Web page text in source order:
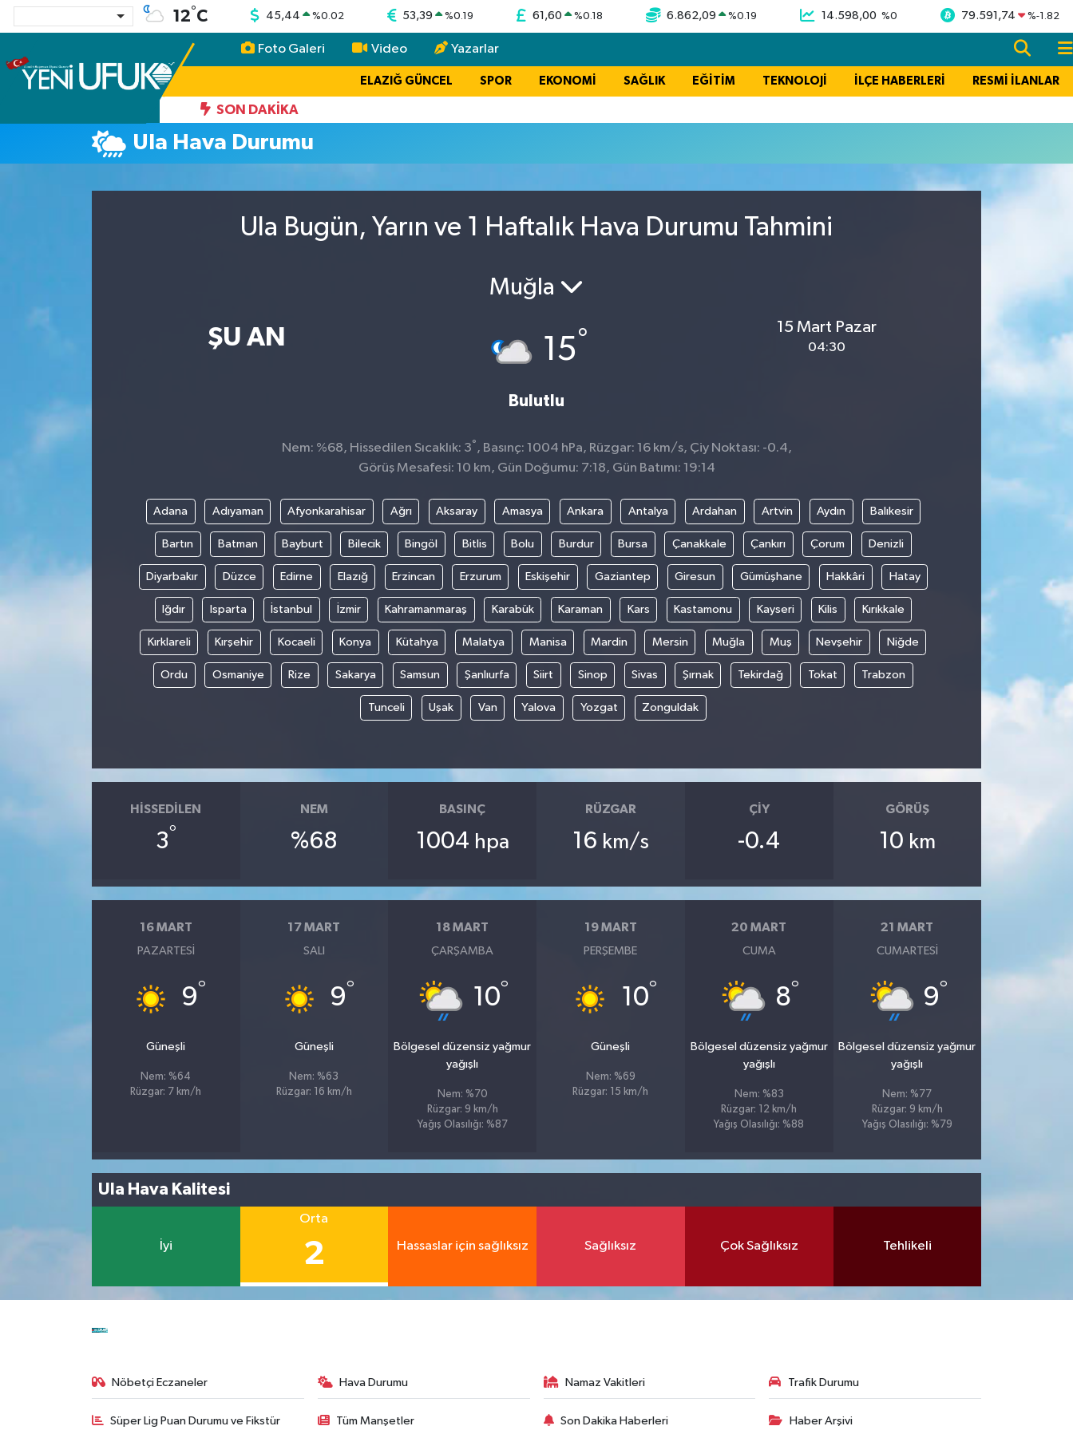
12°C 45,44 %0.02 53,39 %0.19 61,60 %0.18 6.862,09 %0.19 14.598,00 %0 79.591,74 %-1.82
Foto Galeri Video Yazarlar
ELAZIĞ GÜNCEL SPOR EKONOMİ SAĞLIK EĞİTİM TEKNOLOJİ İLÇE HABERLERİ RESMİ İLANLAR
SON DAKIKA
Ula Hava Durumu
Ula Bugün, Yarın ve 1 Haftalık Hava Durumu Tahmini
ŞU AN
Muğla
15°
Bulutlu
15 Mart Pazar
04:30
Nem: %68, Hissedilen Sıcaklık: 3° , Basınç: 1004 hPa, Rüzgar: 16 km/s, Çiy Noktası: -0.4,
Görüş Mesafesi: 10 km, Gün Doğumu: 7:18, Gün Batımı: 19:14
Adana Adıyaman Afyonkarahisar Ağrı Aksaray Amasya Ankara Antalya Ardahan Artvin Aydın Balıkesir
Bartın Batman Bayburt Bilecik Bingöl Bitlis Bolu Burdur Bursa Çanakkale Çankırı Çorum Denizli
Diyarbakır Düzce Edirne Elazığ Erzincan Erzurum Eskişehir Gaziantep Giresun Gümüşhane Hakkâri Hatay
Iğdır Isparta İstanbul İzmir Kahramanmaraş Karabük Karaman Kars Kastamonu Kayseri Kilis Kırıkkale
Kırklareli Kırşehir Kocaeli Konya Kütahya Malatya Manisa Mardin Mersin Muğla Muş Nevşehir Niğde
Ordu Osmaniye Rize Sakarya Samsun Şanlıurfa Siirt Sinop Sivas Şırnak Tekirdağ Tokat Trabzon
Tunceli Uşak Van Yalova Yozgat Zonguldak
HISSEDILEN
3°
NEM
%68
BASINÇ
1004 hpa
RÜZGAR
16 km/s
ÇIY
-0.4
GÖRÜŞ
10 km
16 MART
PAZARTESI
9°
Güneşli
Nem: %64
Rüzgar: 7 km/h
17 MART
SALI
9°
Güneşli
Nem: %63
Rüzgar: 16 km/h
18 MART
ÇARŞAMBA
10°
Bölgesel düzensiz yağmur
yağışlı
Nem: %70
Rüzgar: 9 km/h
Yağış Olasılığı: %87
19 MART
PERŞEMBE
10°
Güneşli
Nem: %69
Rüzgar: 15 km/h
20 MART
CUMA
8°
Bölgesel düzensiz yağmur
yağışlı
Nem: %83
Rüzgar: 12 km/h
Yağış Olasılığı: %88
21 MART
CUMARTESI
9°
Bölgesel düzensiz yağmur
yağışlı
Nem: %77
Rüzgar: 9 km/h
Yağış Olasılığı: %79
Ula Hava Kalitesi
İyi
Orta
2 Hassaslar için sağlıksız Sağlıksız Çok Sağlıksız Tehlikeli
Nöbetçi Eczaneler Hava Durumu Namaz Vakitleri Trafik Durumu
Süper Lig Puan Durumu ve Fikstür Tüm Manşetler Son Dakika Haberleri Haber Arşivi
Nöbetçi Eczaneler
Namaz Vakitleri